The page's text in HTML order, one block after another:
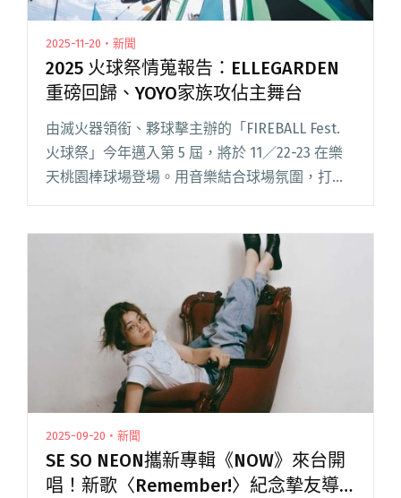
2025-11-20・新聞
2025 火球祭情蒐報告：ELLEGARDEN
重磅回歸、YOYO家族攻佔主舞台
由滅火器領銜、夥球擊主辦的「FIREBALL Fest.
火球祭」今年邁入第 5 屆，將於 11／22-23 在樂
天桃園棒球場登場。用音樂結合球場氛圍，打造
讀全文 "2025 火球祭情蒐報告：ELLEGARDEN重
磅回歸、YOYO家族攻佔主舞台"
2025-09-20・新聞
SE SO NEON攜新專輯《NOW》來台開
唱！新歌〈Remember!〉紀念摯友導